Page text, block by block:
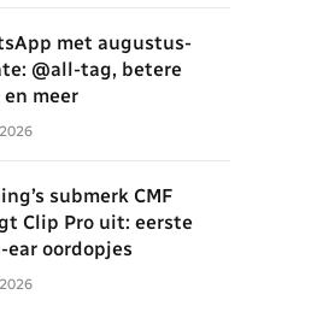
met augustus-
@all-tag, betere
meer
submerk CMF
Clip Pro uit: eerste
ear oordopjes